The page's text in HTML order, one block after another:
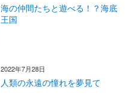
海の仲間たちと遊べる！？海底
王国
2022年7月28日
人類の永遠の憧れを夢見て